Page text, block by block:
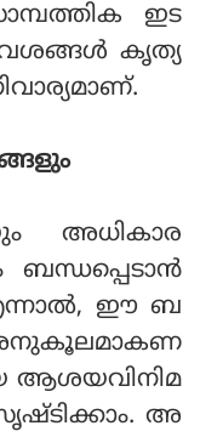
ഇട
വശങ്ങള്‍ കൃത്യ
അധികാര
ബന്ധപ്പെടാന്‍
ഈ ബ
അനുകൂലമാകണ
ആശയവിനിമ
അ